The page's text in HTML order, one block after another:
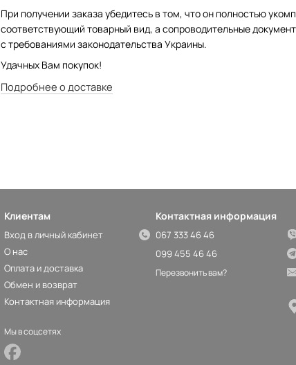
При получении заказа убедитесь в том, что он полностью
соответствующий товарный вид, а сопроводительные
с требованиями законодательства Украины.
Удачных Вам покупок!
Подробнее о доставке
Клиентам
Вход в личный кабинет
О нас
Оплата и доставка
Обмен и возврат
Контактная информация
Мы в соцсетях
Контактная информация
067 333 46 46
099 455 46 46
Перезвонить вам?